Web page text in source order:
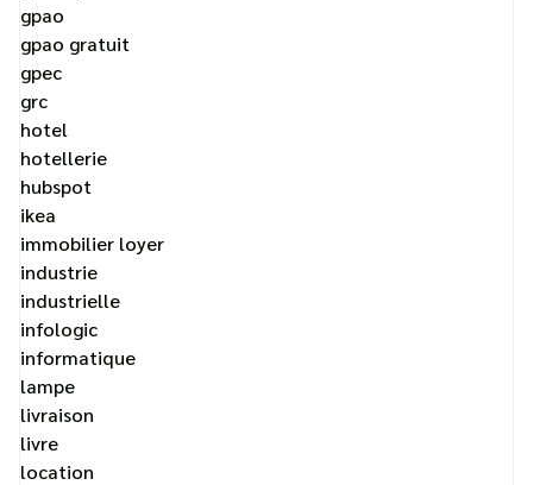
gpao
gpao gratuit
gpec
grc
hotel
hotellerie
hubspot
ikea
immobilier loyer
industrie
industrielle
infologic
informatique
lampe
livraison
livre
location